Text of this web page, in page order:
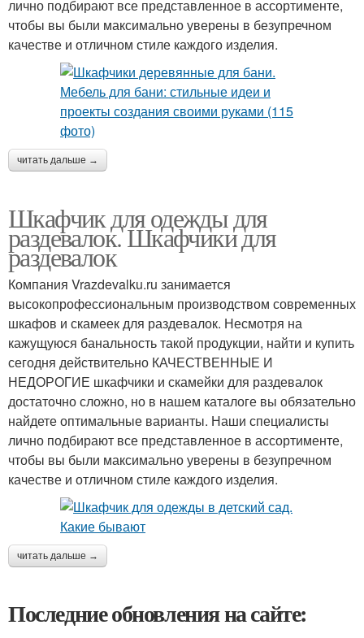
лично подбирают все представленное в ассортименте,
чтобы вы были максимально уверены в безупречном
качестве и отличном стиле каждого изделия.
читать дальше →
Шкафчик для одежды для
раздевалок. Шкафчики для
раздевалок
Компания Vrazdevalku.ru занимается
высокопрофессиональным производством современных
шкафов и скамеек для раздевалок. Несмотря на
кажущуюся банальность такой продукции, найти и купить
сегодня действительно КАЧЕСТВЕННЫЕ И
НЕДОРОГИЕ шкафчики и скамейки для раздевалок
достаточно сложно, но в нашем каталоге вы обязательно
найдете оптимальные варианты. Наши специалисты
лично подбирают все представленное в ассортименте,
чтобы вы были максимально уверены в безупречном
качестве и отличном стиле каждого изделия.
читать дальше →
Последние обновления на сайте: